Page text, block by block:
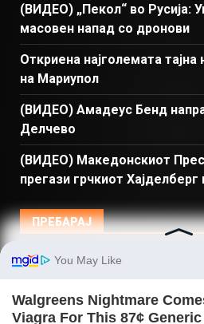
(ВИДЕО) „Пекол“ во Русија:
масовен напад со дронови
Откриена најголемата
на Мариупол
(ВИДЕО) Амадеус Бенд
Делчево
(ВИДЕО) Македонскиот
прегази грчкиот
ПРЕБАРАЈ
Македонија Балкан и Свет